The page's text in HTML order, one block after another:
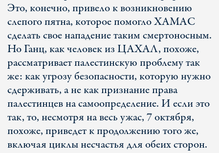
Это, конечно, привело к возникновению
слепого пятна, которое помогло ХАМАС
сделать свое нападение таким смертоносным.
Но Ганц, как человек из ЦАХАЛ, похоже,
рассматривает палестинскую проблему так
же: как угрозу безопасности, которую нужно
сдерживать, а не как признание права
палестинцев на самоопределение. И если это
так, то, несмотря на весь ужас, 7 октября,
похоже, приведет к продолжению того же,
включая циклы несчастья для обеих сторон.